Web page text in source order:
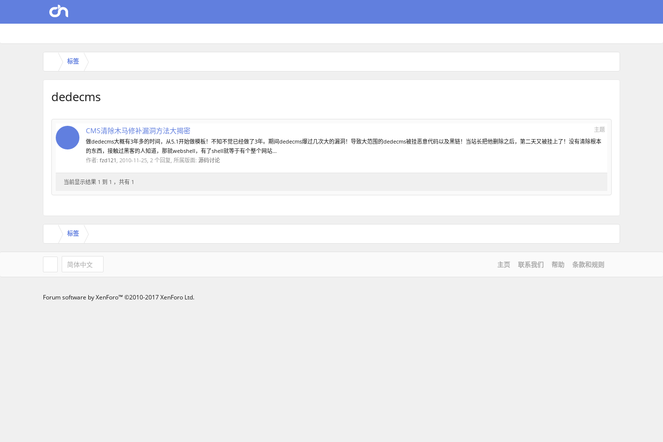
标签
dedecms
主题
CMS清除木马修补漏洞方法大揭密
做dedecms大概有3年多的时间，从5.1开始做模板！不知不觉已经做了3年。期间dedecms爆过几次大的漏洞！导致大范围的dedecms被挂恶意代码以及黑链！当站长把他删除之后，第二天又被挂上了！没有清除根本
的东西，接触过黑客的人知道，那就webshell，有了shell就等于有个整个网站...
作者: fzd121 , 2010-11-25, 2 个回复, 所属版面: 源码讨论
当前显示结果 1 到 1 ，共有 1
标签
简体中文 主页 联系我们 帮助 条款和规则
Forum software by XenForo™©2010-2017 XenForo Ltd.